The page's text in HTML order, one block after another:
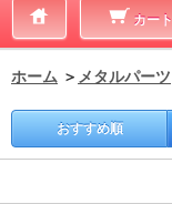
カート
ホーム ＞ メタルパーツ
おすすめ順